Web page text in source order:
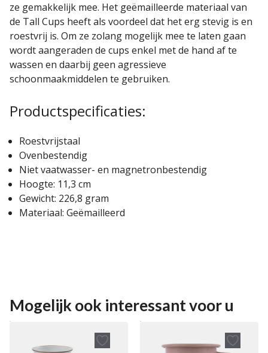
ze gemakkelijk mee. Het geëmailleerde materiaal van
de Tall Cups heeft als voordeel dat het erg stevig is en
roestvrij is. Om ze zolang mogelijk mee te laten gaan
wordt aangeraden de cups enkel met de hand af te
wassen en daarbij geen agressieve
schoonmaakmiddelen te gebruiken.
Productspecificaties:
Roestvrijstaal
Ovenbestendig
Niet vaatwasser- en magnetronbestendig
Hoogte: 11,3 cm
Gewicht: 226,8 gram
Materiaal: Geëmailleerd
Mogelijk ook interessant voor u